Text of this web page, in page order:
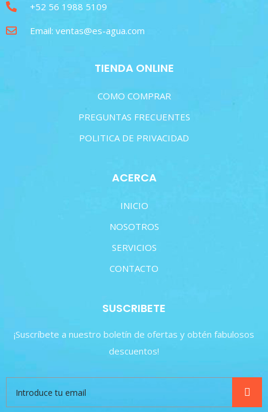
+52 56 1988 5109
Email: ventas@es-agua.com
TIENDA ONLINE
COMO COMPRAR
PREGUNTAS FRECUENTES
POLITICA DE PRIVACIDAD
ACERCA
INICIO
NOSOTROS
SERVICIOS
CONTACTO
SUSCRIBETE
¡Suscríbete a nuestro boletín de ofertas y obtén fabulosos
descuentos!